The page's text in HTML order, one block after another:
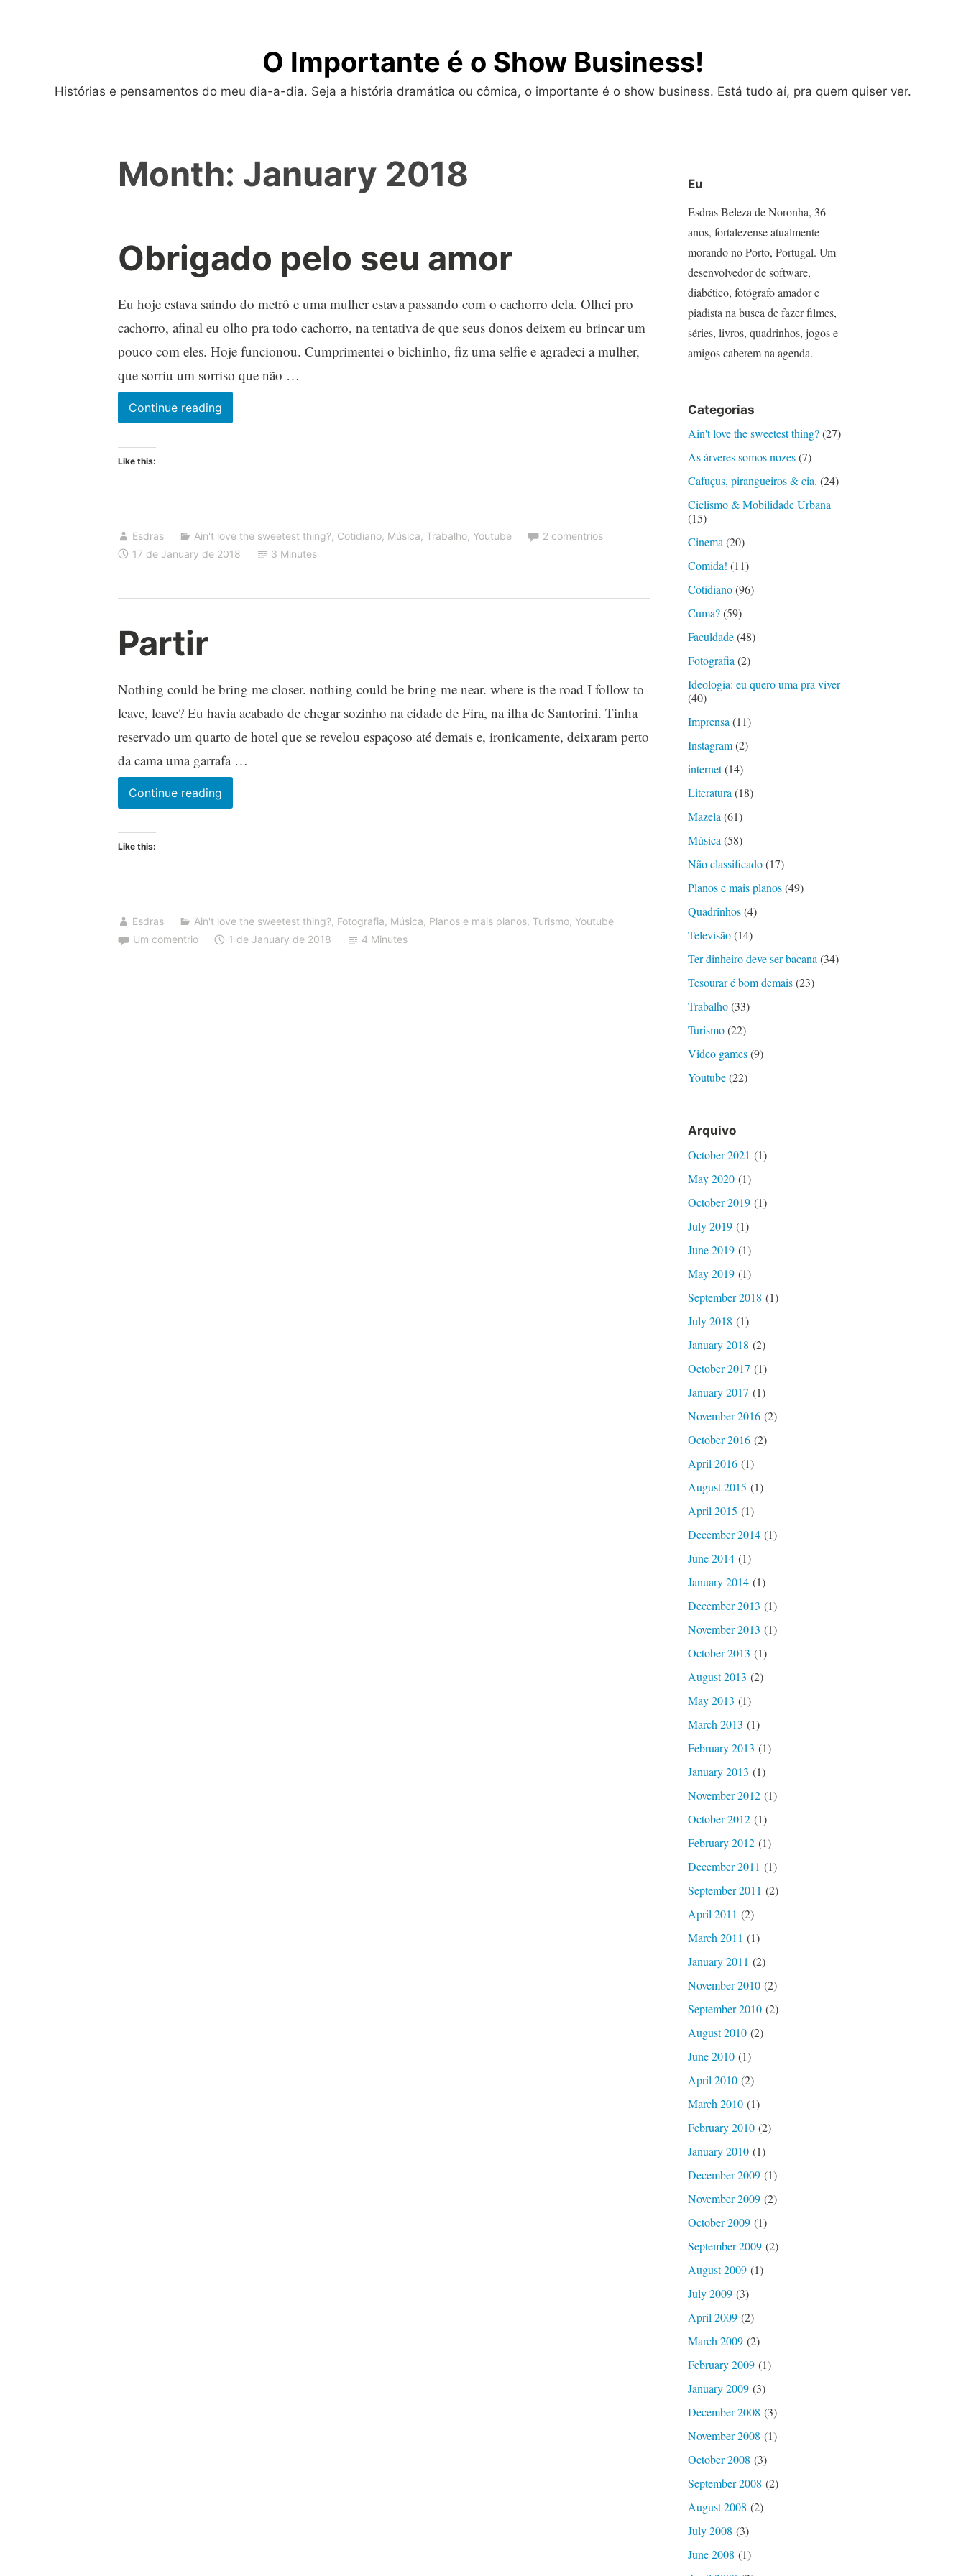
O Importante é o Show Business!
Histórias e pensamentos do meu dia-a-dia. Seja a história dramática ou cômica, o importante é o show business. Está tudo aí, pra quem quiser ver.
Month: January 2018
Obrigado pelo seu amor
Eu hoje estava saindo do metrô e uma mulher estava passando com o cachorro dela. Olhei pro
cachorro, afinal eu olho pra todo cachorro, na tentativa de que seus donos deixem eu brincar um
pouco com eles. Hoje funcionou. Cumprimentei o bichinho, fiz uma selfie e agradeci a mulher,
que sorriu um sorriso que não …
Continue readingObrigado
pelo
Like this:
Esdras Ain't love the sweetest thing?, Cotidiano, Música, Trabalho, Youtube
2 comentrios
17 de January de 2018
3 Minutes
Partir
Nothing could be bring me closer. nothing could be bring me near. where is the road I follow to
leave, leave? Eu havia acabado de chegar sozinho na cidade de Fira, na ilha de Santorini. Tinha
reservado um quarto de hotel que se revelou espaçoso até demais e, ironicamente, deixaram perto
da cama uma garrafa …
Continue readingPartir
Like this:
Esdras Ain't love the sweetest thing?, Fotografia, Música, Planos e mais planos, Turismo, Youtube
Um comentrio
1 de January de 2018 4 Minutes
Eu
Esdras Beleza de Noronha, 36
anos, fortalezense atualmente
morando no Porto, Portugal. Um
desenvolvedor de software,
diabético, fotógrafo amador e
piadista na busca de fazer filmes,
séries, livros, quadrinhos, jogos e
amigos caberem na agenda.
Categorias
Ain't love the sweetest thing?(27)
As árveres somos nozes(7)
Cafuçus, pirangueiros & cia. (24)
Ciclismo & Mobilidade Urbana
(15)
Cinema(20)
Comida! (11)
Cotidiano(96)
Cuma?(59)
Faculdade(48)
Fotografia(2)
Ideologia: eu quero uma pra viver
(40)
Imprensa(11)
Instagram(2)
internet(14)
Literatura(18)
Mazela(61)
Música(58)
Não classificado(17)
Planos e mais planos(49)
Quadrinhos(4)
Televisão(14)
Ter dinheiro deve ser bacana(34)
Tesourar é bom demais(23)
Trabalho(33)
Turismo(22)
Video games(9)
Youtube(22)
Arquivo
October 2021 (1)
May 2020(1)
October 2019(1)
July 2019(1)
June 2019(1)
May 2019(1)
September 2018 (1)
July 2018 (1)
January 2018 (2)
October 2017 (1)
January 2017 (1)
November 2016(2)
October 2016(2)
April 2016(1)
August 2015 (1)
April 2015 (1)
December 2014(1)
June 2014(1)
January 2014(1)
December 2013 (1)
November 2013 (1)
October 2013 (1)
August 2013 (2)
May 2013 (1)
March 2013 (1)
February 2013 (1)
January 2013 (1)
November 2012(1)
October 2012(1)
February 2012(1)
December 2011 (1)
September 2011 (2)
April 2011 (2)
March 2011 (1)
January 2011 (2)
November 2010(2)
September 2010(2)
August 2010(2)
June 2010(1)
April 2010(2)
March 2010(1)
February 2010(2)
January 2010(1)
December 2009(1)
November 2009(2)
October 2009(1)
September 2009(2)
August 2009(1)
July 2009(3)
April 2009(2)
March 2009(2)
February 2009(1)
January 2009(3)
December 2008 (3)
November 2008 (1)
October 2008 (3)
September 2008 (2)
August 2008 (2)
July 2008 (3)
June 2008 (1)